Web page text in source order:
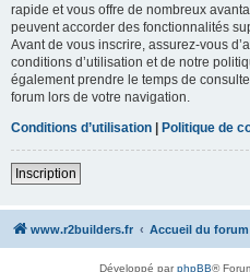
rapide et vous offre de nombreux
peuvent accorder des fonctionnalités
Avant de vous inscrire, assurez-vous
conditions d’utilisation et de notre
également prendre le temps de
forum lors de votre navigation.
Conditions d’utilisation | Politique de
Inscription
www.r2builders.fr Accueil du forum
Développé parphpBB®